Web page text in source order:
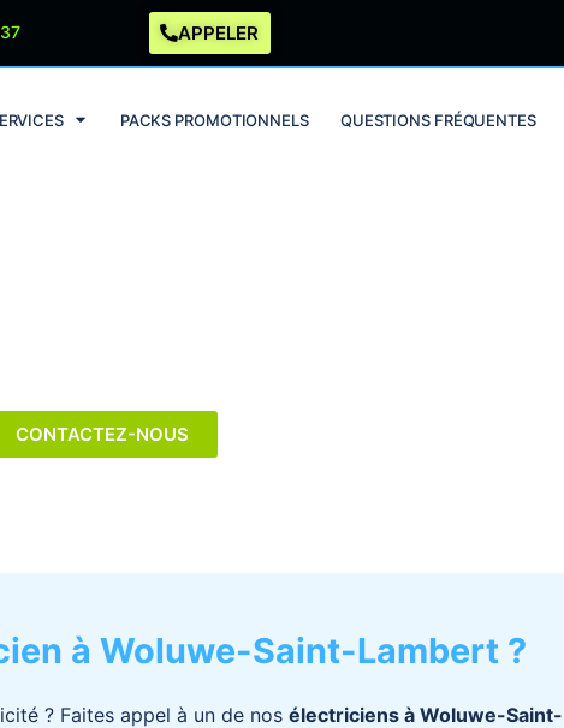
APPELER
PACKS PROMOTIONNELS QUESTIONS FRÉQUENTES
CONTACTEZ-NOUS
à Woluwe-Saint-Lambert ?
? Faites appel à un de nos électriciens à Woluwe-Saint-